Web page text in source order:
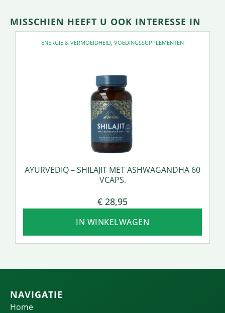
MISSCHIEN HEEFT U OOK INTERESSE IN
ENERGIE & VERMOEIDHEID VOEDINGSSUPPLEMENTEN
AYURVEDIQ – SHILAJIT MET ASHWAGANDHA 60
VCAPS.
€ 28,95
IN WINKELWAGEN
NAVIGATIE
Home